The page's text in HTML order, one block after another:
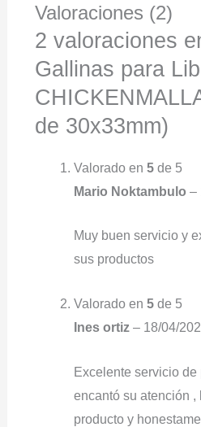
Valoraciones (2)
2 valoraciones
Gallinas para
de 30x33mm)
Valorado en 5de 5
Mario Noktambulo –
Muy buen servicio y
sus productos
Valorado en 5de 5
Ines ortiz – 18/04/
Excelente servicio
encantó su atención ,
producto y